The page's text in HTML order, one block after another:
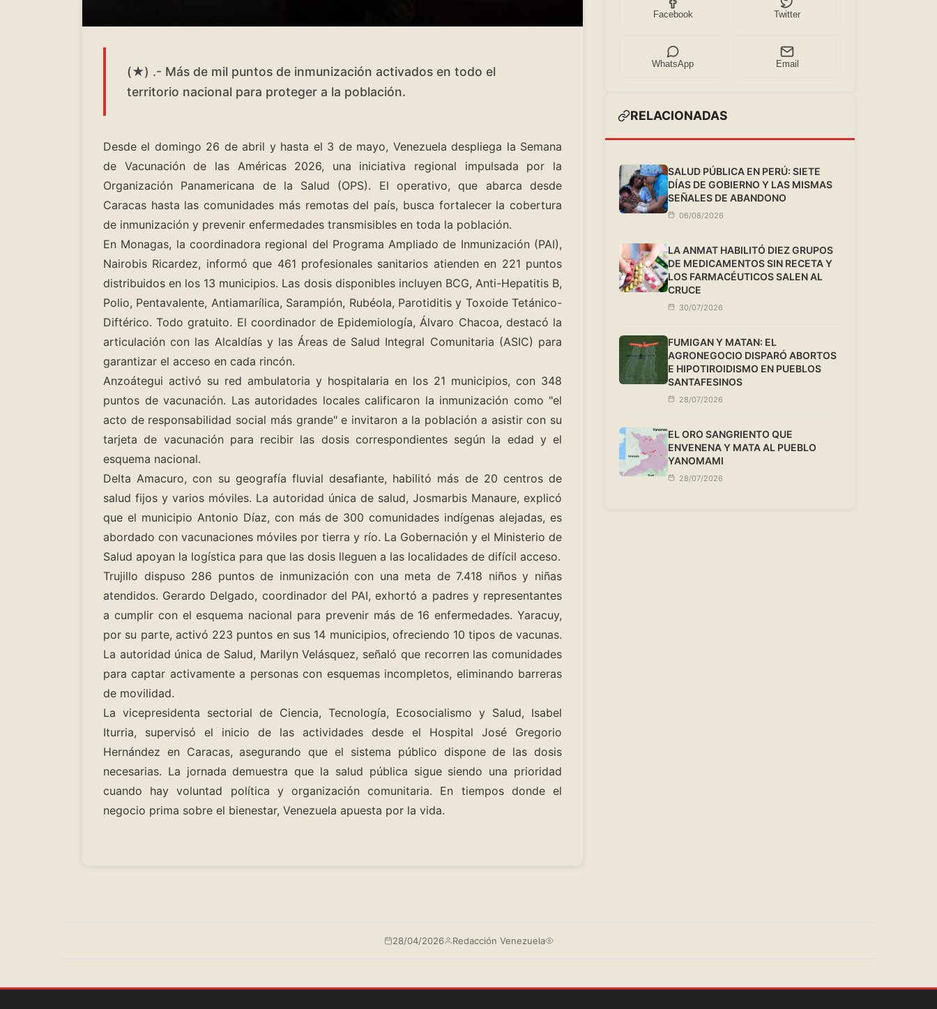
(★) .- Más de mil puntos de inmunización activados en todo el
territorio nacional para proteger a la población.
Desde el domingo 26 de abril y hasta el 3 de mayo, Venezuela despliega la Semana
de Vacunación de las Américas 2026, una iniciativa regional impulsada por la
Organización Panamericana de la Salud (OPS). El operativo, que abarca desde
Caracas hasta las comunidades más remotas del país, busca fortalecer la cobertura
de inmunización y prevenir enfermedades transmisibles en toda la población.
En Monagas, la coordinadora regional del Programa Ampliado de Inmunización (PAI),
Nairobis Ricardez, informó que 461 profesionales sanitarios atienden en 221 puntos
distribuidos en los 13 municipios. Las dosis disponibles incluyen BCG, Anti-Hepatitis B,
Polio, Pentavalente, Antiamarílica, Sarampión, Rubéola, Parotiditis y Toxoide Tetánico-
Diftérico. Todo gratuito. El coordinador de Epidemiología, Álvaro Chacoa, destacó la
articulación con las Alcaldías y las Áreas de Salud Integral Comunitaria (ASIC) para
garantizar el acceso en cada rincón.
Anzoátegui activó su red ambulatoria y hospitalaria en los 21 municipios, con 348
puntos de vacunación. Las autoridades locales calificaron la inmunización como "el
acto de responsabilidad social más grande" e invitaron a la población a asistir con su
tarjeta de vacunación para recibir las dosis correspondientes según la edad y el
esquema nacional.
Delta Amacuro, con su geografía fluvial desafiante, habilitó más de 20 centros de
salud fijos y varios móviles. La autoridad única de salud, Josmarbis Manaure, explicó
que el municipio Antonio Díaz, con más de 300 comunidades indígenas alejadas, es
abordado con vacunaciones móviles por tierra y río. La Gobernación y el Ministerio de
Salud apoyan la logística para que las dosis lleguen a las localidades de difícil acceso.
Trujillo dispuso 286 puntos de inmunización con una meta de 7.418 niños y niñas
atendidos. Gerardo Delgado, coordinador del PAI, exhortó a padres y representantes
a cumplir con el esquema nacional para prevenir más de 16 enfermedades. Yaracuy,
por su parte, activó 223 puntos en sus 14 municipios, ofreciendo 10 tipos de vacunas.
La autoridad única de Salud, Marilyn Velásquez, señaló que recorren las comunidades
para captar activamente a personas con esquemas incompletos, eliminando barreras
de movilidad.
La vicepresidenta sectorial de Ciencia, Tecnología, Ecosocialismo y Salud, Isabel
Iturria, supervisó el inicio de las actividades desde el Hospital José Gregorio
Hernández en Caracas, asegurando que el sistema público dispone de las dosis
necesarias. La jornada demuestra que la salud pública sigue siendo una prioridad
cuando hay voluntad política y organización comunitaria. En tiempos donde el
negocio prima sobre el bienestar, Venezuela apuesta por la vida.
Facebook Twitter
WhatsApp Email
RELACIONADAS
SALUD PÚBLICA EN PERÚ: SIETE
DÍAS DE GOBIERNO Y LAS MISMAS
SEÑALES DE ABANDONO
06/08/2026
LA ANMAT HABILITÓ DIEZ GRUPOS
DE MEDICAMENTOS SIN RECETA Y
LOS FARMACÉUTICOS SALEN AL
CRUCE
30/07/2026
FUMIGAN Y MATAN: EL
AGRONEGOCIO DISPARÓ ABORTOS
E HIPOTIROIDISMO EN PUEBLOS
SANTAFESINOS
28/07/2026
EL ORO SANGRIENTO QUE
ENVENENA Y MATA AL PUEBLO
YANOMAMI
28/07/2026
28/04/2026 Redacción Venezuela